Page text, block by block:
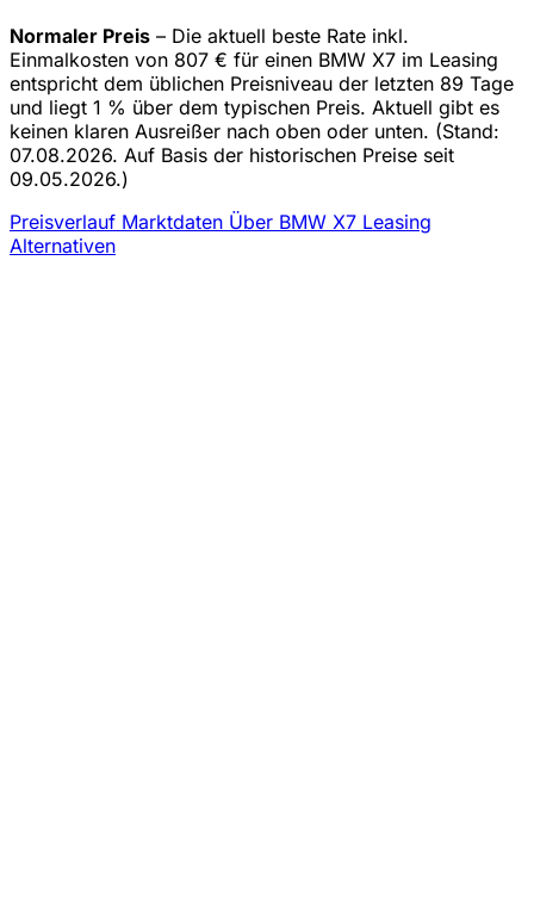
Normaler Preis – Die aktuell beste Rate inkl.
Einmalkosten von 807 € für einen BMW X7 im Leasing
entspricht dem üblichen Preisniveau der letzten 89 Tage
und liegt 1 % über dem typischen Preis. Aktuell gibt es
keinen klaren Ausreißer nach oben oder unten. (Stand:
07.08.2026. Auf Basis der historischen Preise seit
09.05.2026.)
Preisverlauf Marktdaten Über BMW X7 Leasing
Alternativen